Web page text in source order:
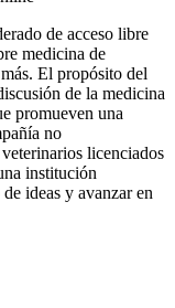
de acceso libre
medicina de
El propósito del
de la medicina
promueven una
no
licenciados
institución
ideas y avanzar en